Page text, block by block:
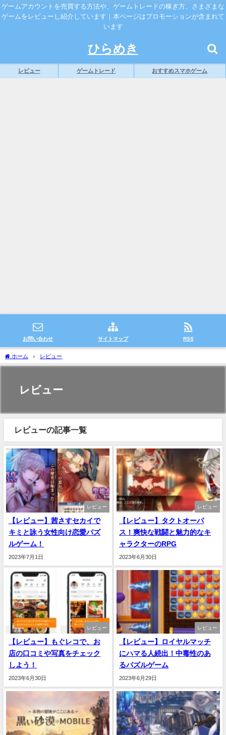
ゲームアカウントを売買する方法や、ゲームトレードの稼ぎ方、さまざまな
ゲームをレビューし紹介しています｜本ページはプロモーションが含まれて
います
ひらめき
レビュー ゲームトレード おすすめスマホゲーム
お問い合わせ サイトマップ RSS
ホーム レビュー
レビュー
レビューの記事一覧
レビュー
【レビュー】茜さすセカイで
キミと詠う女性向け恋愛パズ
ルゲーム！
2023年7月1日
レビュー
【レビュー】タクトオーパ
ス！爽快な戦闘と魅力的なキ
ャラクターのRPG
2023年6月30日
レビュー
【レビュー】もぐレコで、お
店の口コミや写真をチェック
しよう！
2023年6月30日
レビュー
【レビュー】ロイヤルマッチ
にハマる人続出！中毒性のあ
るパズルゲーム
2023年6月29日